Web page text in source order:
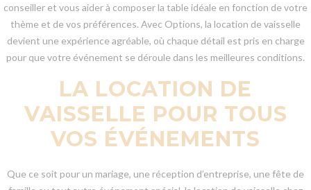
conseiller et vous aider à composer la table idéale en fonction de votre
thème et de vos préférences. Avec Options, la location de vaisselle
devient une expérience agréable, où chaque détail est pris en charge
pour que votre événement se déroule dans les meilleures conditions.
LA LOCATION DE
VAISSELLE POUR TOUS
VOS ÉVÉNEMENTS
Que ce soit pour un mariage, une réception d’entreprise, une fête de